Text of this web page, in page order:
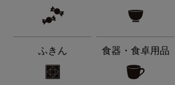
ふきん 食器・食卓用品